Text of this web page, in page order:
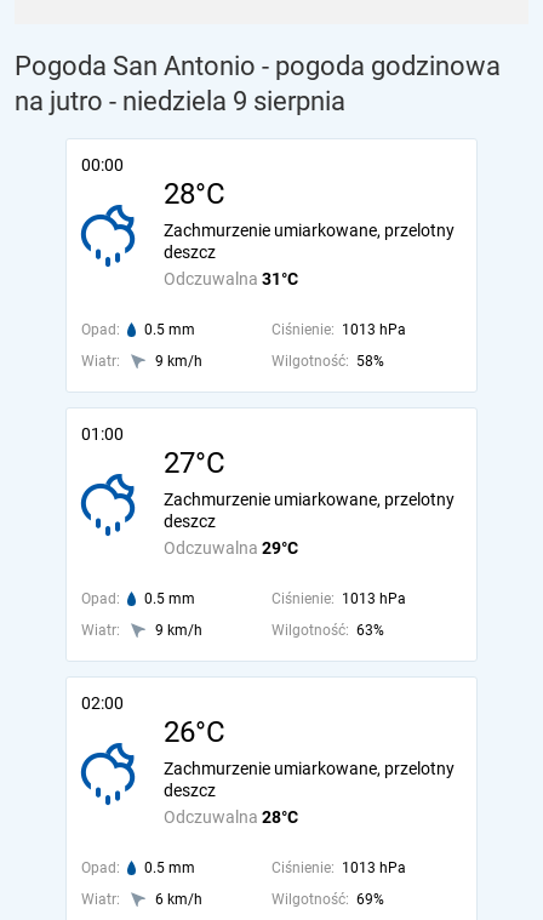
Pogoda San Antonio - pogoda godzinowa
na jutro - niedziela 9 sierpnia
00:00
28°C
Odczuwalna 31°C
Zachmurzenie umiarkowane, przelotny
deszcz
Opad: 0.5 mm Ciśnienie: 1013 hPa
Wiatr:
9 km/h Wilgotność: 58%
01:00
27°C
Odczuwalna 29°C
Zachmurzenie umiarkowane, przelotny
deszcz
Opad: 0.5 mm Ciśnienie: 1013 hPa
Wiatr:
9 km/h Wilgotność: 63%
02:00
26°C
Odczuwalna 28°C
Zachmurzenie umiarkowane, przelotny
deszcz
Opad: 0.5 mm Ciśnienie: 1013 hPa
Wiatr:
6 km/h Wilgotność: 69%